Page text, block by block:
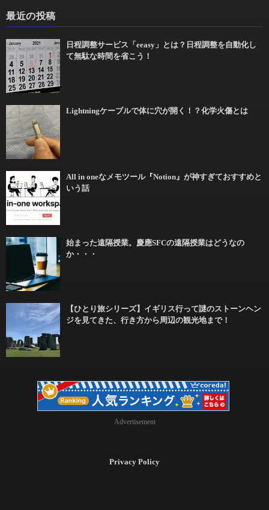
最近の投稿
日程調整サービス「eeasy」とは？日程調整を自動化し
て無駄な時間を省こう！
Lightningケーブルで体に穴が開く！？化学火傷とは
All in oneなメモツール『Notion』が神すぎておすすめと
いう話
始まった遠隔授業。慶應SFCの遠隔授業はどうなの
か・・・
【ひとり旅シリーズ】イギリス行って謎のストーンヘン
ジを見てきた、行き方から周辺の観光地まで！
Advertisement
Privacy Policy